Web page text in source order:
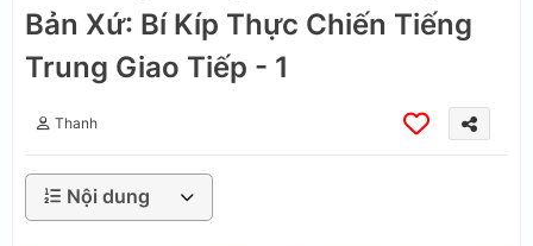
Bản Xứ: Bí Kíp Thực Chiến Tiếng
Trung Giao Tiếp - 1
Thanh
Nội dung